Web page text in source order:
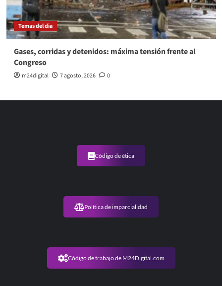
Temas del dia
Gases, corridas y detenidos: máxima tensión frente al
Congreso
m24digital 7 agosto, 2026 0
Código de ética
Política de imparcialidad
Código de trabajo de M24Digital.com